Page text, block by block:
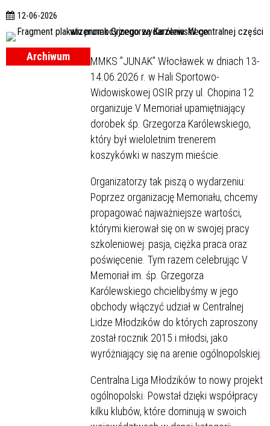
12-06-2026
Archiwum
MMKS ”JUNAK” Włocławek w dniach 13-
14.06.2026 r. w Hali Sportowo-
Widowiskowej OSIR przy ul. Chopina 12
organizuje V Memoriał upamiętniający
dorobek śp. Grzegorza Karólewskiego,
który był wieloletnim trenerem
koszykówki w naszym mieście.
Organizatorzy tak piszą o wydarzeniu:
Poprzez organizację Memoriału, chcemy
propagować najważniejsze wartości,
którymi kierował się on w swojej pracy
szkoleniowej: pasja, ciężka praca oraz
poświęcenie. Tym razem celebrując V
Memoriał im. śp. Grzegorza
Karólewskiego chcielibyśmy w jego
obchody włączyć udział w Centralnej
Lidze Młodzików do których zaproszony
został rocznik 2015 i młodsi, jako
wyróżniający się na arenie ogólnopolskiej.
Centralna Liga Młodzików to nowy projekt
ogólnopolski. Powstał dzięki współpracy
kilku klubów, które dominują w swoich